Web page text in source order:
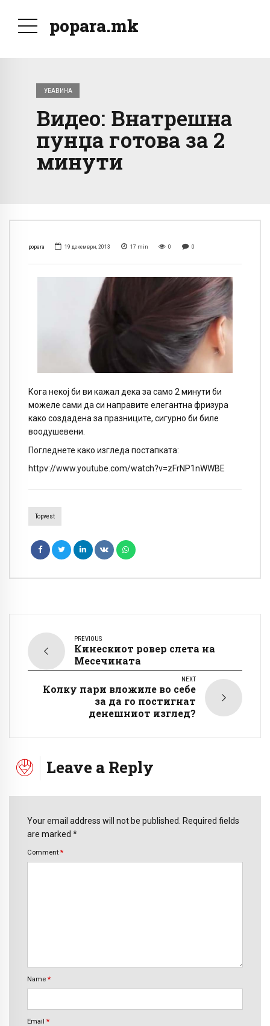
popara.mk
УБАВИНА
Видео: Внатрешна
пунџа готова за 2
минути
popara 19 декември, 2013 17 min 0 0
Кога некој би ви кажал дека за само 2 минути би
можеле сами да си направите елегантна фризура
како создадена за празниците, сигурно би биле
воодушевени.
Погледнете како изгледа постапката:
httpv://www.youtube.com/watch?v=zFrNP1nWWBE
Topvest
PREVIOUS
Кинескиот ровер слета на
Месечината
NEXT
Колку пари вложиле во себе
за да го постигнат
денешниот изглед?
Leave a Reply
Your email address will not be published. Required fields
are marked *
Comment *
Name *
Email *